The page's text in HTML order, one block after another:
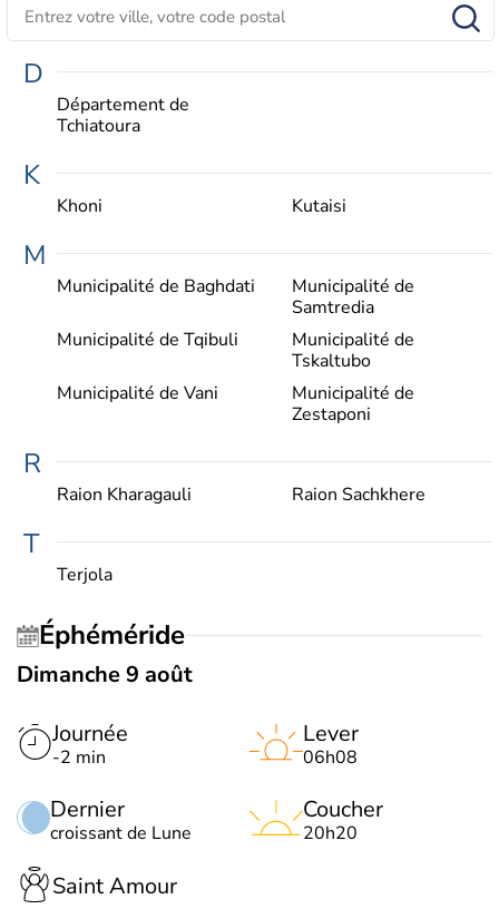
D
Département de
Tchiatoura
K
Khoni Kutaisi
M
Municipalité de Baghdati
Municipalité de
Samtredia
Municipalité de Tqibuli
Municipalité de
Tskaltubo
Municipalité de Vani
Municipalité de
Zestaponi
R
Raion Kharagauli Raion Sachkhere
T
Terjola
Éphéméride
Dimanche 9 août
Journée
-2 min
Dernier
croissant de Lune
Lever
06h08
Coucher
20h20
Saint Amour